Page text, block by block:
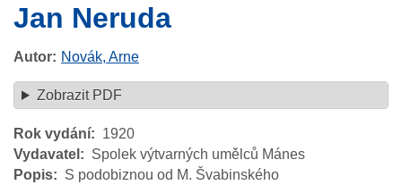
Jan Neruda
Autor Novák, Arne
Zobrazit PDF
Rok vydání
1920
Vydavatel
Spolek výtvarných umělců Mánes
Popis
S podobiznou od M. Švabinského